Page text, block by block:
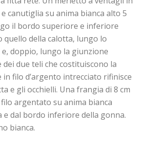
canutiglia su anima bianca alto 5
il bordo superiore e inferiore
quello della calotta, lungo lo
doppio, lungo la giunzione
due teli che costituiscono la
filo d’argento intrecciato rifinisce
e gli occhielli. Una frangia di 8 cm
argentato su anima bianca
e dal bordo inferiore della gonna.
bianca.